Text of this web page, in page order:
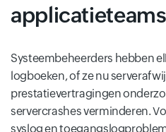
applicatieteams
Systeembeheerders hebben
logboeken, of ze nu
prestatievertragingen
servercrashes verminderen.
syslog en